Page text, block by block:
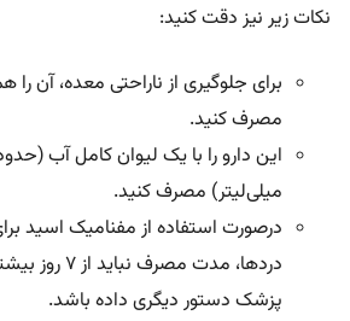
نکات زیر نیز دقت کنید:
برای جلوگیری از ناراحتی معده، آن را
مصرف کنید.
میلی‌لیتر) مصرف کنید.
درصورت استفاده از مفنامیک اسید
دردها، مدت
پزشک دستور دیگری داده باشد.